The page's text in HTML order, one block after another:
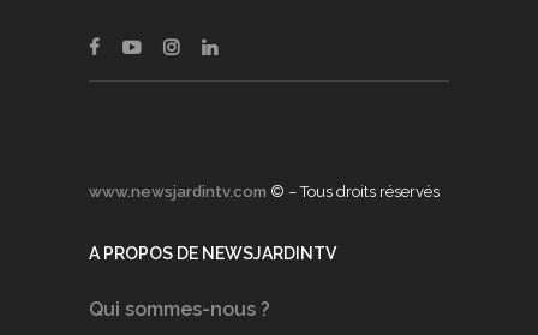
www.newsjardintv.com © – Tous droits réservés
A PROPOS DE NEWSJARDINTV
Qui sommes-nous ?